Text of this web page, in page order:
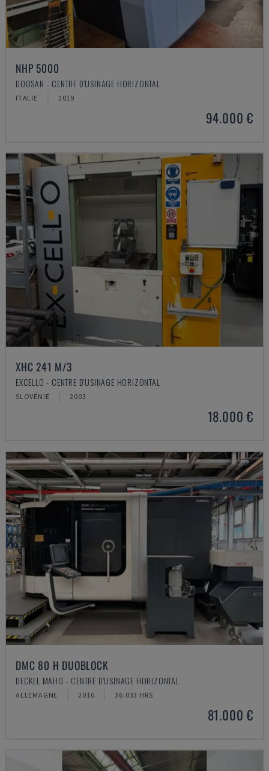
NHP 5000
DOOSAN - CENTRE D'USINAGE HORIZONTAL
ITALIE 2019
94.000 €
XHC 241 M/3
EXCELLO - CENTRE D'USINAGE HORIZONTAL
SLOVÉNIE 2003
18.000 €
DMC 80 H DUOBLOCK
DECKEL MAHO - CENTRE D'USINAGE HORIZONTAL
ALLEMAGNE 2010 36.033 HRS
81.000 €